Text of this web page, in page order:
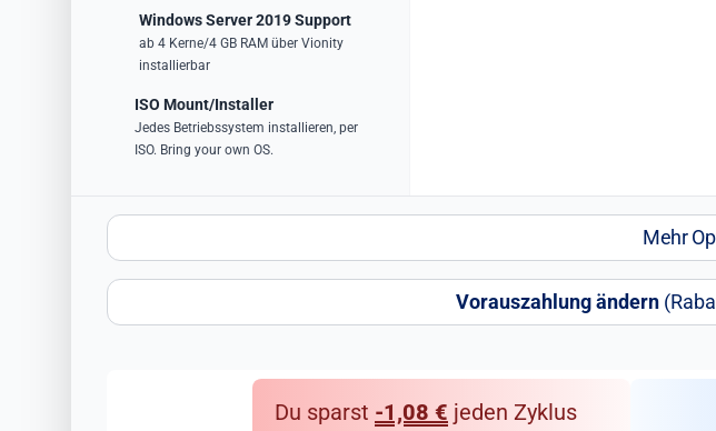
Windows Server 2019 Support
ab 4 Kerne/4 GB RAM über Vionity
installierbar
ISO Mount/Installer
Jedes Betriebssystem installieren, per
ISO. Bring your own OS.
Mehr
Vorauszahlung ändern
Du sparst -1,08 € jeden Zyklus